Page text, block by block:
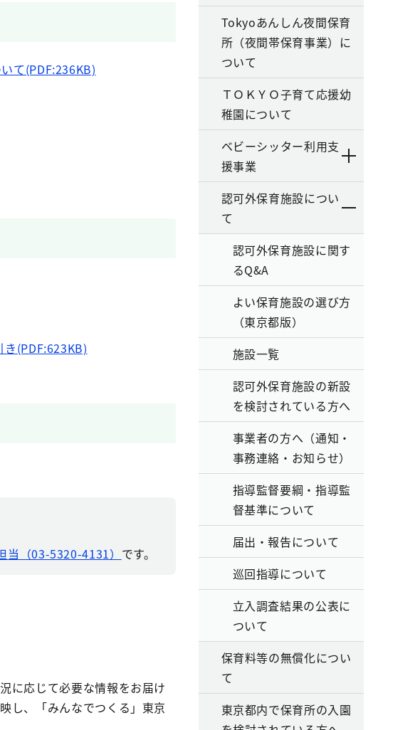
て(PDF:236KB)
(PDF:623KB)
（03-5320-4131） です。
に応じて必要な情報をお届け
し、「みんなでつくる」東京
Tokyoあんしん夜間保育
所（夜間帯保育事業）に
ついて
ＴＯＫＹＯ子育て応援幼
稚園について
ベビーシッター利用支
援事業
認可外保育施設につい
て
認可外保育施設に関す
るQ&A
よい保育施設の選び方
（東京都版）
施設一覧
認可外保育施設の新設
を検討されている方へ
事業者の方へ（通知・
事務連絡・お知らせ）
指導監督要綱・指導監
督基準について
届出・報告について
巡回指導について
立入調査結果の公表に
ついて
保育料等の無償化につい
て
東京都内で保育所の入園